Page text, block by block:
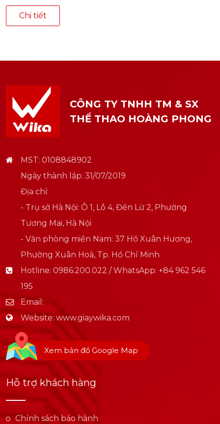
Chi tiết
CÔNG TY TNHH TM & SX
THỂ THAO HOÀNG PHONG
MST: 0108848902
Ngày thành lập: 31/07/2019
Địa chỉ:
- Trụ sở Hà Nội: Ô 1, Lô 4, Đền Lừ 2, Phường
Tương Mai, Hà Nội
- Văn phòng miền Nam: 37 Hồ Xuân Hương,
Phường Xuân Hoà, Tp. Hồ Chí Minh
Hotline: 0986.200.022 / WhatsApp: +84 962 546
195
Email:
Website: www.giaywika.com
Xem bản đồ Google Map
Hỗ trợ khách hàng
Chính sách bảo hành